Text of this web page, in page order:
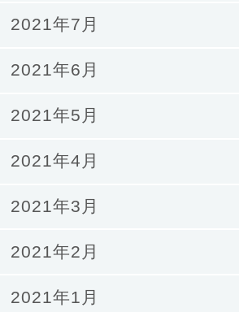
2021年7月
2021年6月
2021年5月
2021年4月
2021年3月
2021年2月
2021年1月